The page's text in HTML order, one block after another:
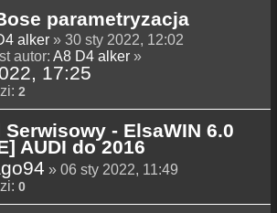
parametryzacja
alker » 30 sty 2022, 12:02
autor: A8 D4 alker »
17:25
2
Serwisowy - ElsaWIN 6.0
AUDI do 2016
» 06 sty 2022, 11:49
0